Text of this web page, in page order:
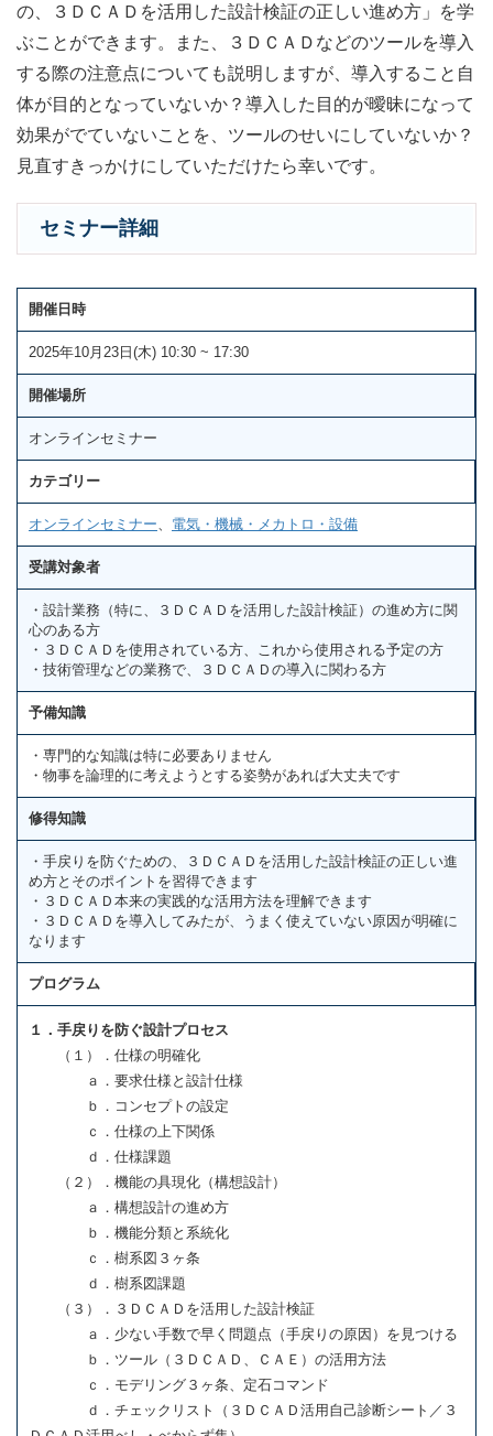
の、３ＤＣＡＤを活用した設計検証の正しい進め方」を学
ぶことができます。また、３ＤＣＡＤなどのツールを導入
する際の注意点についても説明しますが、導入すること自
体が目的となっていないか？導入した目的が曖昧になって
効果がでていないことを、ツールのせいにしていないか？
見直すきっかけにしていただけたら幸いです。
セミナー詳細
開催日時
2025年10月23日(木) 10:30 ~ 17:30
開催場所
オンラインセミナー
カテゴリー
オンラインセミナー 電気・機械・メカトロ・設備
受講対象者
・設計業務（特に、３ＤＣＡＤを活用した設計検証）の進め方に関
心のある方
・３ＤＣＡＤを使用されている方、これから使用される予定の方
・技術管理などの業務で、３ＤＣＡＤの導入に関わる方
予備知識
・専門的な知識は特に必要ありません
・物事を論理的に考えようとする姿勢があれば大丈夫です
修得知識
・手戻りを防ぐための、３ＤＣＡＤを活用した設計検証の正しい進
め方とそのポイントを習得できます
・３ＤＣＡＤ本来の実践的な活用方法を理解できます
・３ＤＣＡＤを導入してみたが、うまく使えていない原因が明確に
なります
プログラム
１．手戻りを防ぐ設計プロセス
（１）．仕様の明確化
ａ．要求仕様と設計仕様
ｂ．コンセプトの設定
ｃ．仕様の上下関係
ｄ．仕様課題
（２）．機能の具現化（構想設計）
ａ．構想設計の進め方
ｂ．機能分類と系統化
ｃ．樹系図３ヶ条
ｄ．樹系図課題
（３）．３ＤＣＡＤを活用した設計検証
ａ．少ない手数で早く問題点（手戻りの原因）を見つける
ｂ．ツール（３ＤＣＡＤ、ＣＡＥ）の活用方法
ｃ．モデリング３ヶ条、定石コマンド
ｄ．チェックリスト（３ＤＣＡＤ活用自己診断シート／３